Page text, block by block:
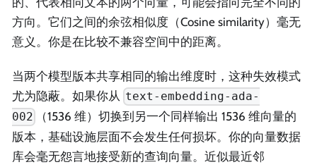
方向。它们之间的余弦相似度（Cosine similarity）毫无
意义。你是在比较不兼容空间中的距离。
当两个模型版本共享相同的输出维度时，这种失效模式
尤为隐蔽。如果你从 text-embedding-ada-
002
（1536 维）切换到另一个同样输出 1536 维向量的
版本，基础设施层面不会发生任何损坏。你的向量数据
库会毫无怨言地接受新的查询向量。近似最近邻